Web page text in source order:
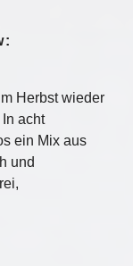
Herbst wieder
acht
ein Mix aus
und